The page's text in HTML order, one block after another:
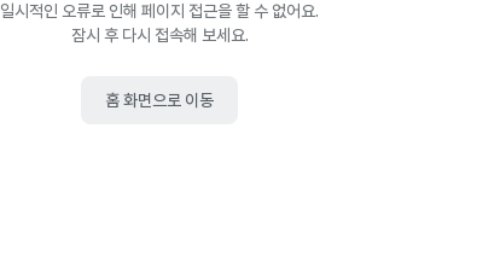
일시적인 오류로 인해 페이지 접근을 할 수 없어요.
잠시 후 다시 접속해 보세요.
홈 화면으로 이동